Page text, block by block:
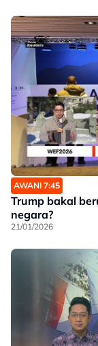
AWANI 7:45
Trump bakal
negara?
21/01/2026